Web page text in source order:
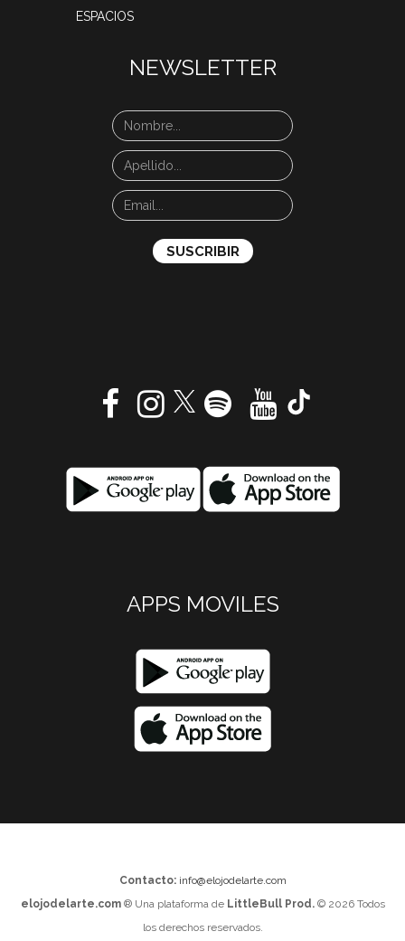
ESPACIOS
NEWSLETTER
APPS MOVILES
Contacto: info@elojodelarte.com
elojodelarte.com® Una plataforma de LittleBull Prod.© 2026 Todos
los derechos reservados.